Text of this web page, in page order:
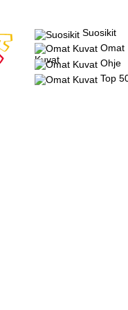
Suosikit
Omat
Kuvat
Ohje
Top